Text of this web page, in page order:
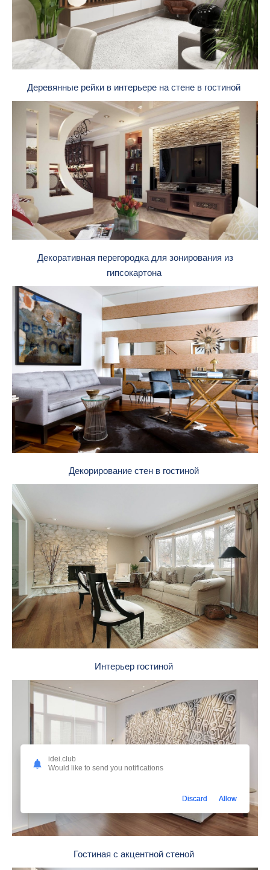
Деревянные рейки в интерьере на стене в гостиной
Декоративная перегородка для зонирования из
гипсокартона
Декорирование стен в гостиной
Интерьер гостиной
Гостиная с акцентной стеной
idei.club
Would like to send you notifications
Discard Allow